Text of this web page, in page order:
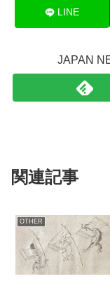
LINE
JAPAN
関連記事
OTHER